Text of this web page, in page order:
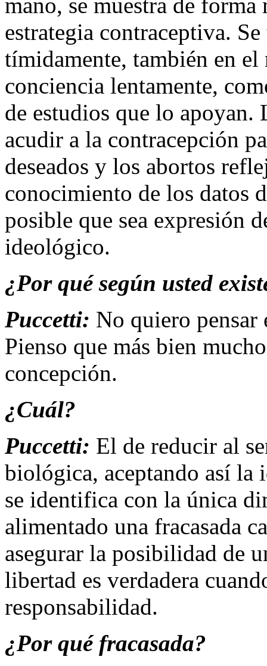
mano, se muestra de
estrategia contraceptiva.
tímidamente, también en
conciencia lentamente,
de estudios que lo apoyan.
acudir a la contracepción
deseados y los abortos
conocimiento de los datos
posible que sea expresión
ideológico.
¿Por qué según usted
Puccetti: No quiero pensar
Pienso que más bien
concepción.
¿Cuál?
Puccetti: El de reducir al
biológica, aceptando así la
se identifica con la única
alimentado una fracasada
asegurar la posibilidad de
libertad es verdadera
responsabilidad.
¿Por qué fracasada?